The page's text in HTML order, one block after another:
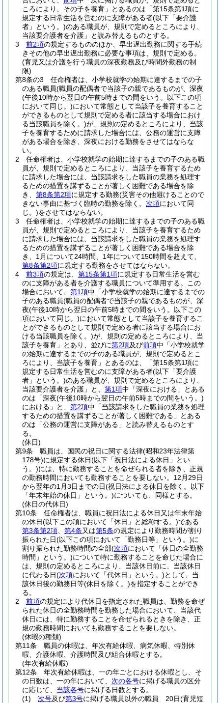
ころにより、その子を養育」とあるのは「第15条第1項に
規定する日常生活を営むのに支障がある者(以下「要介護
者」という。)のある職員が、規則で定めるところにより、
当該要介護者を介護」と読み替えるものとする。
3
前2項の規定するもののほか、早出遅出勤務に関する手続
きその他の早出遅出勤務に必要な事項は、規則で定める。
(育児又は介護を行う職員の深夜勤務及び時間外勤務の制
限)
第8条の3
任命権者は、小学校就学の始期に達するまでの子
のある職員(職員の配偶者で当該子の親であるものが、深夜
(午後10時から翌日の午前5時までの間をいう。以下この項
において同じ。)において常態として当該子を養育すること
ができるものとして規則で定める者に該当する場合におけ
る当該職員を除く。)が、規則の定めるところにより、当該
子を養育するために請求した場合には、公務の運営に支障
がある場合を除き、深夜における勤務をさせてはならな
い。
2
任命権者は、小学校就学の始期に達するまでの子のある職
員が、規則で定めるところにより、当該子を養育するため
に請求した場合には、当該請求をした職員の業務を処理す
るための措置を講ずることが著しく困難である場合を除
き、 第8条第2項に規定する勤務(災害その他避けることので
きない事由に基づく臨時の勤務を除く。 次項において同
じ。)をさせてはならない。
3
任命権者は、小学校就学の始期に達するまでの子のある職
員が、規則で定めるところにより、当該子を養育するため
に請求した場合には、当該請求をした職員の業務を処理す
るための措置を講ずることが著しく困難である場合を除
き、1月について24時間、1年について150時間を超えて、
第8条第2項に規定する勤務をさせてはならない。
4
前3項の規定は、 第15条第1項に規定する日常生活を営む
のに支障がある者を介護する職員について準用する。
この
場合において、 第1項中「小学校就学の始期に達するまでの
子のある職員(職員の配偶者で当該子の親であるものが、深
夜(午後10時から翌日の午前5時までの間をいう。以下この
項において同じ。)において常態として当該子を養育するこ
とができるものとして規則で定める者に該当する場合にお
ける当該職員を除く。)が、規則の定めるところにより、当
該子を養育」とあり、並びに第2項及び前項中「小学校就学
の始期に達するまでの子のある職員が、規則で定めるとこ
ろにより、当該子を養育」とあるのは、「第15条第1項に
規定する日常生活を営むのに支障がある者(以下「要介護
者」という。)のある職員が、規則で定めるところにより、
当該要介護者を介護」と、 第1項中「深夜における」とある
のは「深夜(午後10時から翌日の午前5時までの間をいう。)
における」と、 第2項中「当該請求をした職員の業務を処理
するための措置を講ずることが著しく困難である」とある
のは「公務の運営に支障がある」と読み替えるものとす
る。
(休日)
第9条
職員は、国民の祝日に関する法律(昭和23年法律第
178号)に規定する休日(以下「祝日法による休日」とい
う。)には、特に勤務することを命ぜられる者を除き、正規
の勤務時間においても勤務することを要しない。 12月29日
から翌年の1月3日までの日(祝日法による休日を除く。以下
「年末年始の休日」という。)についても、同様とする。
(休日の代休日)
第10条
任命権者は、職員に祝日法による休日又は年末年始
の休日(以下この項において「休日」と総称する。)である
第3条第2項
第4条又は第5条の規定により勤務時間が割り
振られた日(以下この項において「勤務日等」という。)に
割り振られた勤務時間の全部(次項において「休日の全勤務
時間」という。)について特に勤務することを命じた場合に
は、規則の定めるところにより、当該休日前に、当該休日
に代わる日(次項において「代休日」という。)として、当
該休日後の勤務日等(休日を除く。)を指定することができ
る。
2
前項の規定により代休日を指定された職員は、勤務を命ぜ
られた休日の全勤務時間を勤務した場合において、当該代
休日には、特に勤務することを命ぜられるときを除き、正
規の勤務時間においても勤務することを要しない。
(休暇の種類)
第11条
職員の休暇は、年次有給休暇、病気休暇、特別休
暇、介護休暇、介護時間及び組合休暇とする。
(年次有給休暇)
第12条
年次有給休暇は、一の年ごとにおける休暇とし、そ
の日数は、一の年において、 次の各号に掲げる職員の区分
に応じて、 当該各号に掲げる日数とする。
(1)
次号及び第3号に掲げる職員以外の職員 20日(育児短